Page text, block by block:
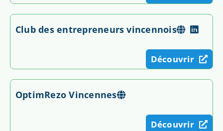
Club des entrepreneurs vincennois
Découvrir
OptimRezo Vincennes
Découvrir